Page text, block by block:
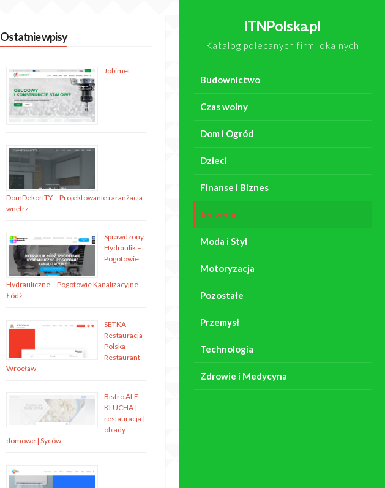
ITNPolska.pl
Katalog polecanych firm lokalnych
Budownictwo
Czas wolny
Dom i Ogród
Dzieci
Finanse i Biznes
Jedzenie
Moda i Styl
Motoryzacja
Pozostałe
Przemysł
Technologia
Zdrowie i Medycyna
Ostatnie wpisy
Jobimet
DomDekoriTY – Projektowanie i aranżacja
wnętrz
Sprawdzony
Hydraulik –
Pogotowie
Hydrauliczne – Pogotowie Kanalizacyjne –
Łódź
SETKA –
Restauracja
Polska –
Restaurant
Wrocław
Bistro ALE
KLUCHA |
restauracja |
obiady
domowe | Syców